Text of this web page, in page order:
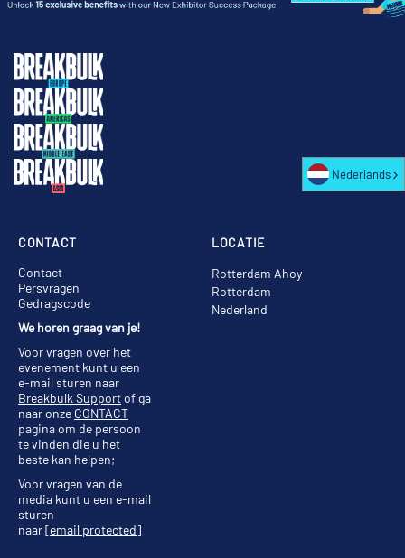
LOCATIE
Rotterdam Ahoy
Rotterdam
Nederland
CONTACT
Contact
Persvragen
Gedragscode
We horen graag van je!
Voor vragen over het
evenement kunt u een
e-mail sturen naar
Breakbulk Supportof ga
naar onze CONTACT
pagina om de persoon
te vinden die u het
beste kan helpen;
Voor vragen van de
media kunt u een e-mail
sturen
naar[email protected]
Nederlands